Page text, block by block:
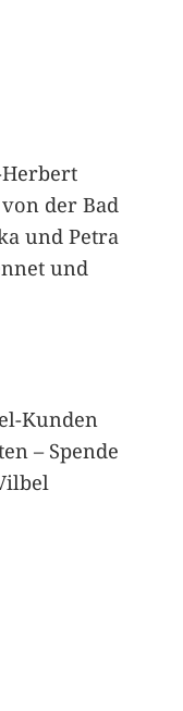
der Bad
und Petra
und
Kunden
– Spende